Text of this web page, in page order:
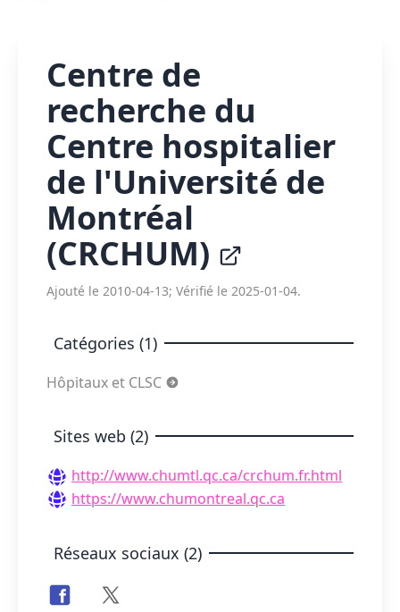
Centre de
recherche du
Centre hospitalier
de l'Université de
Montréal
(CRCHUM)
Ajouté le 2010-04-13; Vérifié le 2025-01-04.
Catégories (1)
Hôpitaux et CLSC
Sites web (2)
http://www.chumtl.qc.ca/crchum.fr.html
https://www.chumontreal.qc.ca
Réseaux sociaux (2)